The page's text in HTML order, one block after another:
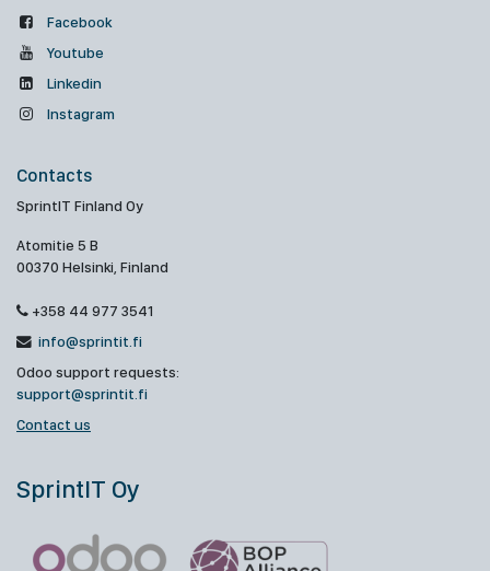
Facebook
Youtube
Linkedin
Instagram
Contacts
SprintIT Finland Oy
Atomitie 5 B
00370 Helsinki, Finland
+358 44 977 3541
info@sprintit.fi
Odoo support requests:
support@sprintit.fi
Contact us
SprintIT Oy